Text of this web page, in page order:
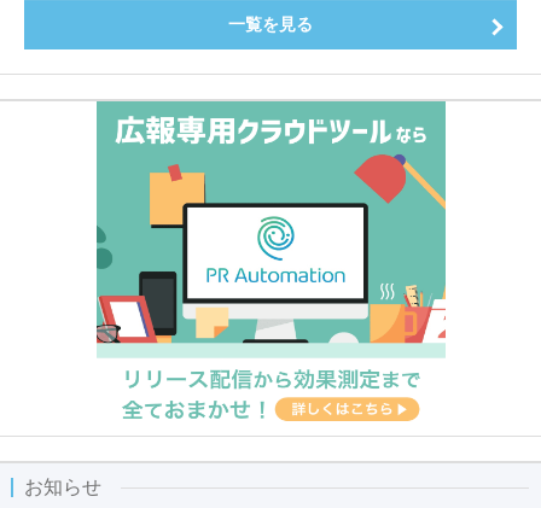
一覧を見る
お知らせ